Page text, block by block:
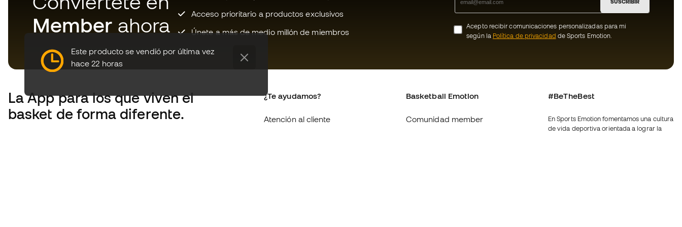
Este producto se vendió por última vez
hace 22 horas
Member ahora
Acceso prioritario a productos exclusivos
Únete a más de medio millón de miembros
SUSCRIBIR
Acepto recibir comunicaciones personalizadas para mi
según la Política de privacidad de Sports Emotion.
La Apppara los que viven el
basket de forma diferente.
¿Te ayudamos?
Atención al cliente
Basketball Emotion
Comunidad member
#BeTheBest
En Sports Emotion fomentamos una cultura
de vida deportiva orientada a lograr la